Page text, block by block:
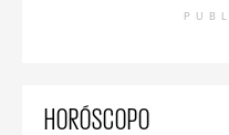
HORÓSCOPO